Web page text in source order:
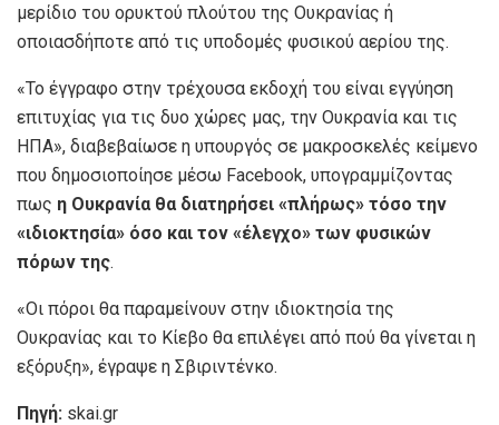
μερίδιο του ορυκτού πλούτου της Ουκρανίας ή
οποιασδήποτε από τις υποδομές φυσικού αερίου της.
«Το έγγραφο στην τρέχουσα εκδοχή του είναι εγγύηση
επιτυχίας για τις δυο χώρες μας, την Ουκρανία και τις
ΗΠΑ», διαβεβαίωσε η υπουργός σε μακροσκελές κείμενο
που δημοσιοποίησε μέσω Facebook, υπογραμμίζοντας
πως η Ουκρανία θα διατηρήσει «πλήρως» τόσο την
«ιδιοκτησία» όσο και τον «έλεγχο» των φυσικών
πόρων της.
«Οι πόροι θα παραμείνουν στην ιδιοκτησία της
Ουκρανίας και το Κίεβο θα επιλέγει από πού θα γίνεται η
εξόρυξη», έγραψε η Σβιριντένκο.
Πηγή: skai.gr